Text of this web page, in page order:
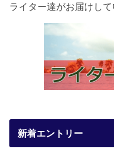
ライター達がお届けして
新着エントリー